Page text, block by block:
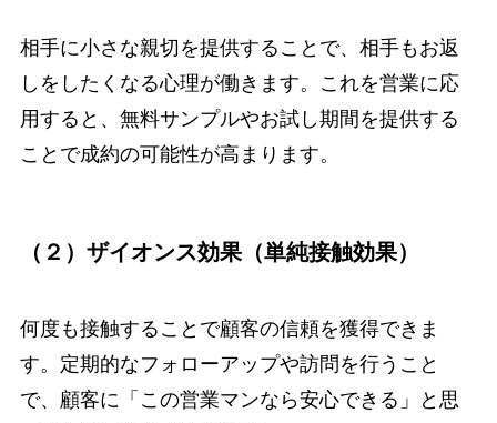
相手に小さな親切を提供することで、相手もお返
しをしたくなる心理が働きます。これを営業に応
用すると、無料サンプルやお試し期間を提供する
ことで成約の可能性が高まります。
（２）ザイオンス効果（単純接触効果）
何度も接触することで顧客の信頼を獲得できま
す。定期的なフォローアップや訪問を行うこと
で、顧客に「この営業マンなら安心できる」と思